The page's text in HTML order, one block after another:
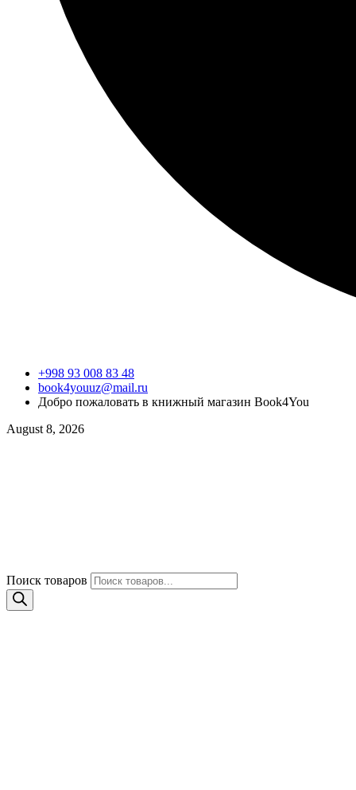
+998 93 008 83 48
book4youuz@mail.ru
Добро пожаловать в книжный магазин Book4You
August 8, 2026
Поиск товаров